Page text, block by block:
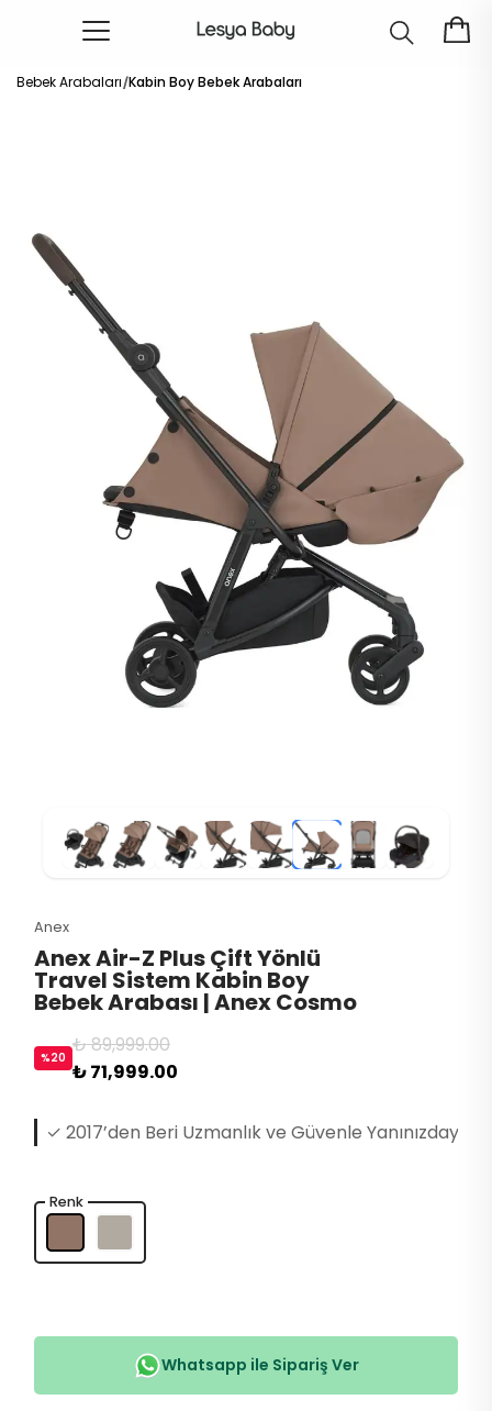
Bebek Arabaları Kabin Boy Bebek Arabaları
Anex
Anex Air-Z Plus Çift Yönlü
Travel Sistem Kabin Boy
Bebek Arabası | Anex Cosmo
%20
₺ 89,999.00
₺ 71,999.00
✓ Resmi Distribütör Güvencesiyle Orijinal Ürün
Renk
Whatsapp ile Sipariş Ver